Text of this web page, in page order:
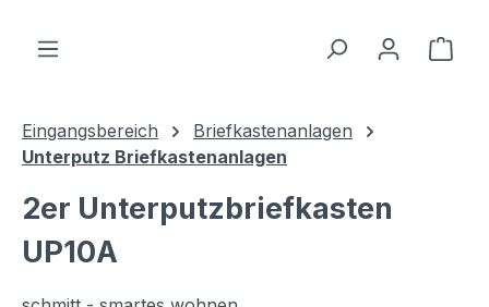
Eingangsbereich
Briefkastenanlagen
Unterputz Briefkastenanlagen
2er Unterputzbriefkasten
UP10A